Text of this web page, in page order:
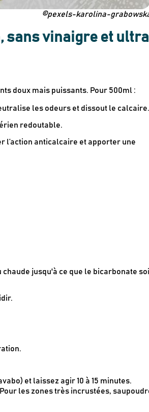
Newsletter
en cadeau votre livret de
©pexels-karolina-
sans vinaigre et
doux mais puissants. Pour 500ml :
les odeurs et dissout le calcaire.
redoutable.
l’action anticalcaire et apporter une
jusqu'à ce que le bicarbonate
et laissez agir 10 à 15 minutes.
les zones très incrustées,